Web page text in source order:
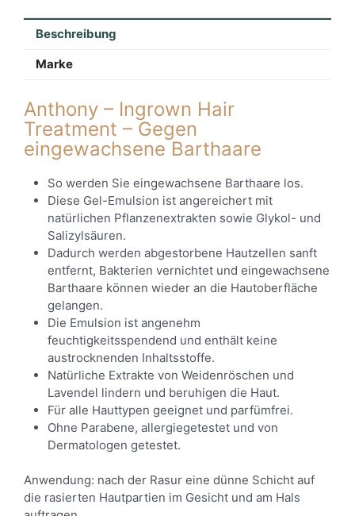
Beschreibung
Marke
Anthony – Ingrown Hair
Treatment – Gegen
eingewachsene Barthaare
So werden Sie eingewachsene Barthaare los.
Diese Gel-Emulsion ist angereichert mit
natürlichen Pflanzenextrakten sowie Glykol- und
Salizylsäuren.
Dadurch werden abgestorbene Hautzellen sanft
entfernt, Bakterien vernichtet und eingewachsene
Barthaare können wieder an die Hautoberfläche
gelangen.
Die Emulsion ist angenehm
feuchtigkeitsspendend und enthält keine
austrocknenden Inhaltsstoffe.
Natürliche Extrakte von Weidenröschen und
Lavendel lindern und beruhigen die Haut.
Für alle Hauttypen geeignet und parfümfrei.
Ohne Parabene, allergiegetestet und von
Dermatologen getestet.
Anwendung: nach der Rasur eine dünne Schicht auf
die rasierten Hautpartien im Gesicht und am Hals